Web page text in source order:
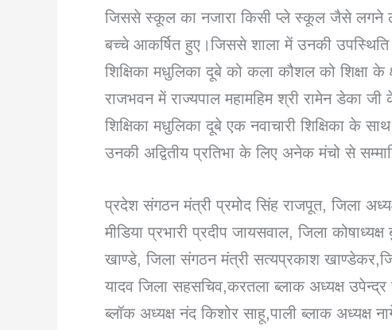
जिससे स्कूल का नजारा किसी प्ले स्कूल जैसे लगने
बच्चे आकर्षित हुए।जिससे शाला में उनकी
शिक्षिका मधुलिका दूबे को कला कौशल को शिक्षा
राजभवन में राज्यपाल महामहिम श्री रामेन डेका जी
शिक्षिका मधुलिका दूबे एक नवाचारी शिक्षिका के
उनकी अद्वितीय प्रतिभा के लिए अनेक मंचो से
प्रदेश संगठन मंत्री प्रमोद सिंह राजपूत, जिला
मीडिया प्रभारी प्रदीप जायसवाल, जिला
खाण्डे, जिला संगठन मंत्री सत्यप्रकाश
यादव जिला सहसचिव,करतला ब्लाक अध्यक्ष उपेन्द्र
ब्लॉक अध्यक्ष नंद किशोर साहू,पाली ब्लाक अध्यक्ष